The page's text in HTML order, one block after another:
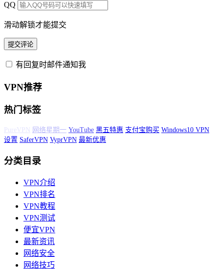
QQ
滑动解锁才能提交
有回复时邮件通知我
VPN推荐
热门标签
ExpressVPN 最新优惠活动 PureVPN 网络星期一 YouTube 黑五特惠
Windows10 VPN设置 SaferVPN VyprVPN
分类目录
VPN介绍
VPN排名
VPN教程
VPN测试
便宜VPN
最新资讯
网络安全
网络技巧